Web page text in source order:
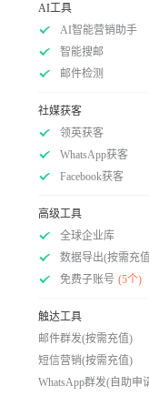
AI工具
AI智能营销助手
智能搜邮
邮件检测
社媒获客
领英获客
WhatsApp获客
Facebook获客
高级工具
全球企业库
数据导出(按需充
免费子账号 (5个)
触达工具
邮件群发(按需充值)
短信营销(按需充值)
WhatsApp群发(自助申